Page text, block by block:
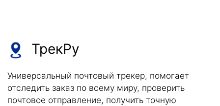
ТрекРу
Универсальный почтовый трекер, помогает
отследить заказ по всему миру, проверить
почтовое отправление, получить точную